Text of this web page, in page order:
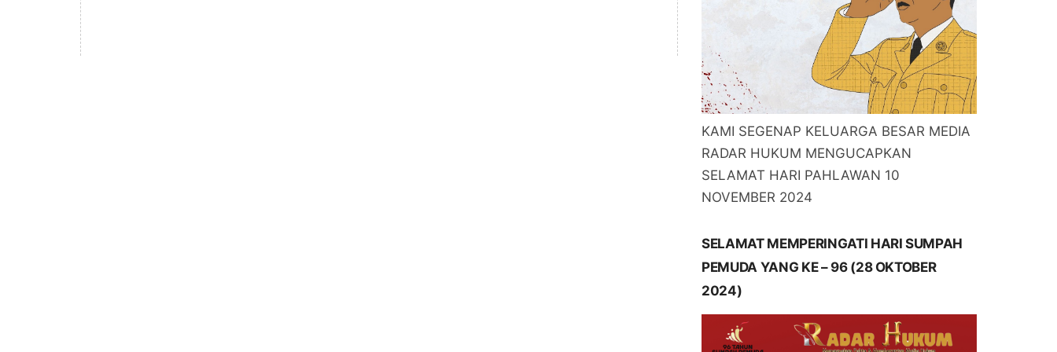
KAMI SEGENAP KELUARGA BESAR MEDIA
RADAR HUKUM MENGUCAPKAN
SELAMAT HARI PAHLAWAN 10
NOVEMBER 2024
SELAMAT MEMPERINGATI HARI SUMPAH
PEMUDA YANG KE – 96 (28 OKTOBER
2024)